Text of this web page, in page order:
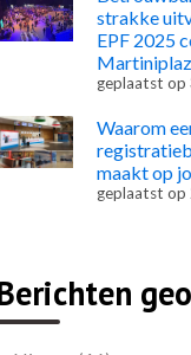
strakke
EPF 2025
geplaatst op
Waarom
maakt op
geplaatst op